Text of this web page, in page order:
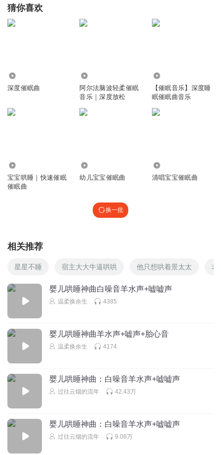
猜你喜欢
深度催眠曲
阿尔法脑波轻柔催眠
音乐｜深度放松
【催眠音乐】深度睡
眠催眠曲音乐
宝宝哄睡｜快速催眠
催眠曲
幼儿宝宝催眠曲 清唱宝宝催眠曲
换一批
相关推荐
星星不睡 宿主大大牛逼哄哄 他只想哄着景太太 老
婴儿哄睡神曲白噪音羊水声+嘘嘘声
温柔换余生 4385
婴儿哄睡神曲羊水声+嘘声+胎心音
温柔换余生 4174
婴儿哄睡神曲：白噪音羊水声+嘘嘘声
过往云烟的流年 42.43万
婴儿哄睡神曲：白噪音羊水声+嘘嘘声
过往云烟的流年 9.08万